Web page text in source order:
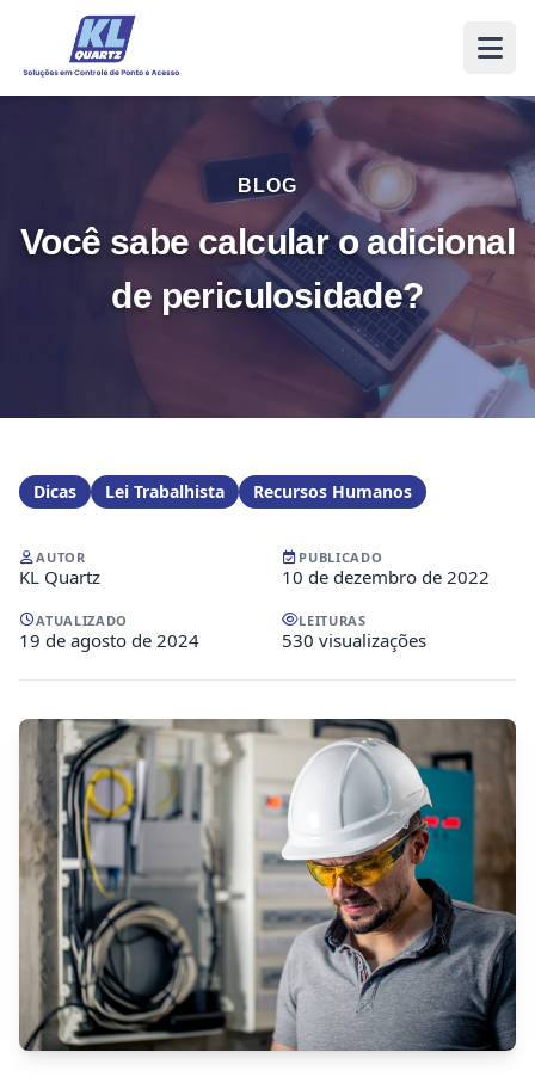
BLOG
Você sabe calcular o adicional
de periculosidade?
Dicas Lei Trabalhista Recursos Humanos
AUTOR
KL Quartz
PUBLICADO
10 de dezembro de 2022
ATUALIZADO
19 de agosto de 2024
LEITURAS
530 visualizações